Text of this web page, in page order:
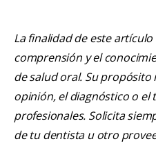
La finalidad de este
comprensión y el
de salud oral. Su propósito
opinión, el diagnóstico o el
profesionales. Solicita
de tu dentista u otro